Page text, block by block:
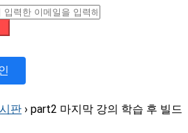
판 › part2 마지막 강의 학습 후 빌드